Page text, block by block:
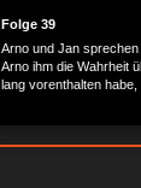
Folge 39
Arno und Jan
Arno ihm die Wahrheit
lang vorenthalten